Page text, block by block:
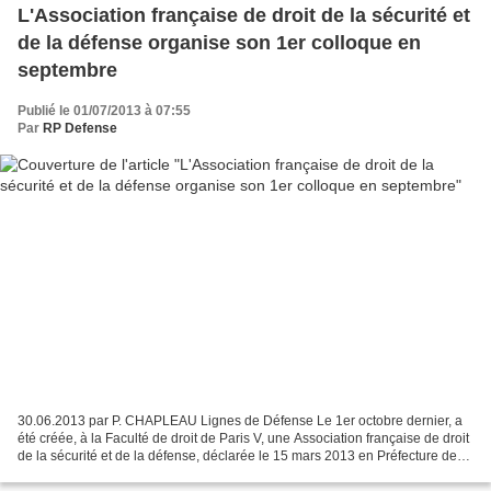
L'Association française de droit de la sécurité et
de la défense organise son 1er colloque en
septembre
Publié le 01/07/2013 à 07:55
Par RP Defense
30.06.2013 par P. CHAPLEAU Lignes de Défense Le 1er octobre dernier, a
été créée, à la Faculté de droit de Paris V, une Association française de droit
de la sécurité et de la défense, déclarée le 15 mars 2013 en Préfecture de